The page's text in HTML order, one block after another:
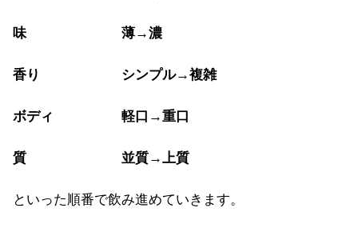
味 薄→濃
香り シンプル→複雑
ボディ 軽口→重口
質 並質→上質
といった順番で飲み進めていきます。